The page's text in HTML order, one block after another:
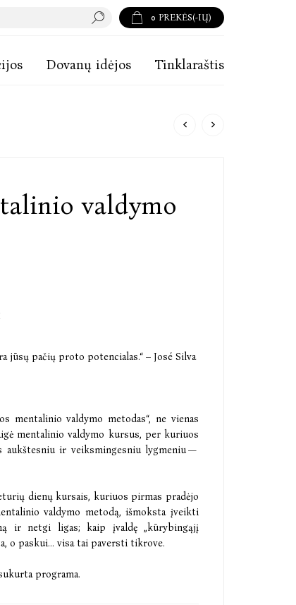
0 PREKĖS(-IŲ)
Dovanų idėjos Tinklaraštis
valdymo
jūsų pačių proto potencialas.“ – José Silva
valdymo metodas“, ne vienas
mentalinio valdymo kursus, per kuriuos
aukštesniu ir veiksmingesniu lygmeniu —
dienų kursais, kuriuos pirmas pradėjo
valdymo metodą, išmoksta įveikti
ir netgi ligas; kaip įvaldę „kūrybingąjį
o paskui... visa tai paversti tikrove.
programa.